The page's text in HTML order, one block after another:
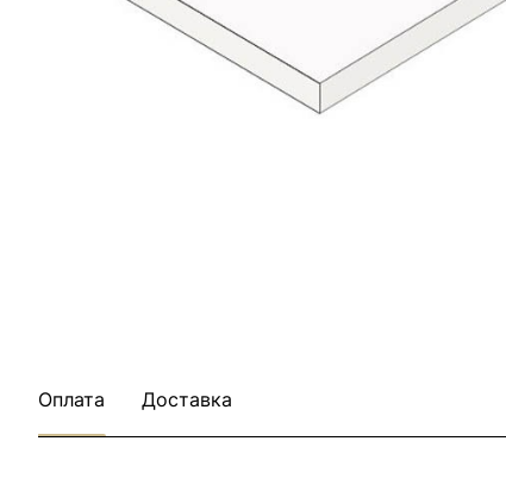
Оплата Доставка